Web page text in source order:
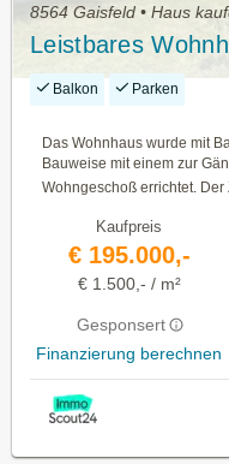
8564 Gaisfeld • Haus
Leistbares
Balkon Parken
Das Wohnhaus wurde mit
Bauweise mit einem zur
Wohngeschoß errichtet. Der
Kaufpreis
€ 195.000,-
€ 1.500,- / m²
Gesponsert
Finanzierung berechnen